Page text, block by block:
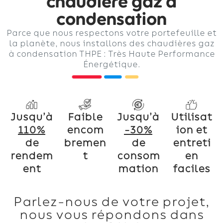
condensation
Parce que nous respectons votre portefeuille et
la planète, nous installons des chaudières gaz
à condensation THPE : Très Haute Performance
Énergétique.
Jusqu’à
110%
de
rendem
ent
Faible
encom
bremen
t
Jusqu’à
-30%
de
consom
mation
Utilisat
ion et
entreti
en
faciles
Parlez-nous de votre projet,
nous vous répondons dans